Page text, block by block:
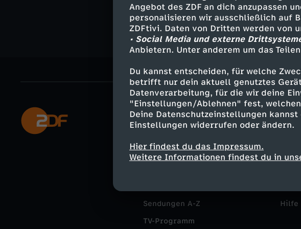
Angebot des ZDF an dich anzupassen
personalisieren wir ausschließlich auf
ZDFtivi. Daten von Dritten werden von
• Social Media und externe
Anbietern. Unter anderem um das
Du kannst entscheiden, für welche
betrifft nur dein aktuell genutztes
Datenverarbeitung, für die wir deine
"Einstellungen/Ablehnen" fest,
Deine Datenschutzeinstellungen
Einstellungen widerrufen oder ändern.
Hier findest du das Impressum.
Weitere Informationen findest du in
Mehr ZDF
Smart TV
Sendungen A-Z
TV-Programm
Hilfe